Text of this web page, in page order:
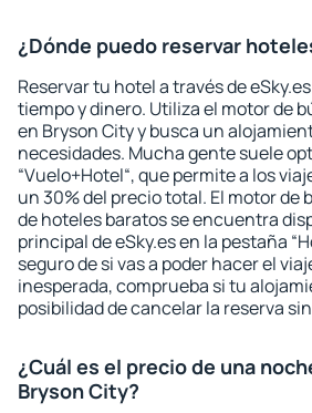
¿Dónde puedo reservar
Reservar tu hotel a través de
tiempo y dinero. Utiliza el motor de
en Bryson City y busca un
necesidades. Mucha gente suele
“Vuelo+Hotel“, que permite a los
un 30% del precio total. El motor de
de hoteles baratos se encuentra
principal de eSky.es en la pestaña
seguro de si vas a poder hacer el
inesperada, comprueba si tu
posibilidad de cancelar la reserva
¿Cuál es el precio de una
Bryson City?